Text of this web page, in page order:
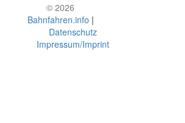
© 2026
Bahnfahren.info |
Datenschutz
Impressum/Imprint